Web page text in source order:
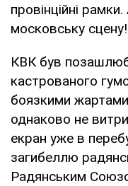
провінційні
московську сцену!
КВК був
кастрованого
боязкими
однаково не
екран уже в
загибеллю
Радянським